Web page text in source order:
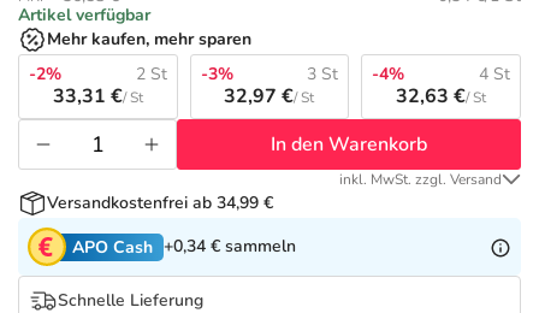
Sanitätshaus
Sport & Fitness
Tierapotheke
Vitamine & Mineralstoffe
Sommerpflege für Haar und Kopfhaut
Täglich gut versorgt
R(h)ein Nutrition Deals
Refluthin, Lasea & Carmenthin Deals
Salus Deals
Artikel verfügbar
Mehr kaufen, mehr sparen
-2%
2 St
33,31 €/ St
-3% 3 St
32,97 €/ St
-4% 4 St
32,63 €/ St
In den Warenkorb
inkl. MwSt. zzgl. Versand
Versandkostenfrei ab 34,99 €
APO Cash +0,34 € sammeln
Schnelle Lieferung